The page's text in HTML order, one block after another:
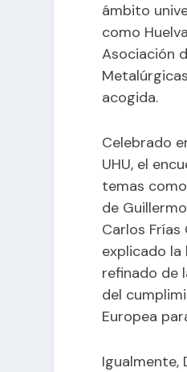
ámbito
como
Asociación
acogida.
Celebrado
UHU, el
temas
de
Carlos
explicado
refinado de
del
Europea
Igualmente,